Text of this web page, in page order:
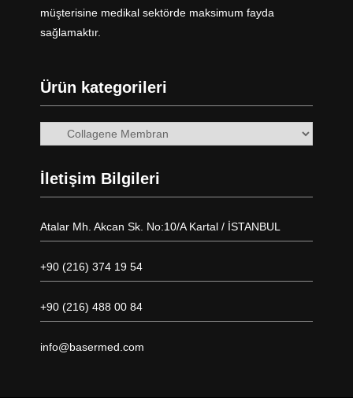
müşterisine medikal sektörde maksimum fayda
sağlamaktır.
Ürün kategorileri
İletişim Bilgileri
Atalar Mh. Akcan Sk. No:10/A Kartal / İSTANBUL
+90 (216) 374 19 54
+90 (216) 488 00 84
info@basermed.com